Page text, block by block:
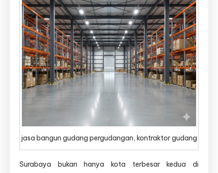
Bangun
Gudang
Surabaya
–
Djava
Lumintu
Panen
jasa bangun gudang pergudangan, kontraktor gudang
Surabaya bukan hanya kota terbesar kedua di